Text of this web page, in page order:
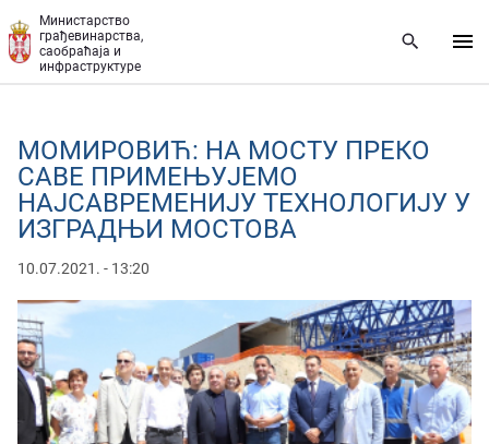
Министарство
грађевинарства,
саобраћаја и
инфраструктуре
МОМИРОВИЋ: НА МОСТУ ПРЕКО
САВЕ ПРИМЕЊУЈЕМО
НАЈСАВРЕМЕНИЈУ ТЕХНОЛОГИЈУ У
ИЗГРАДЊИ МОСТОВА
10.07.2021. - 13:20